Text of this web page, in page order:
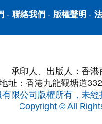
- 聯絡我們 - 版權聲明 -
承印人、出版人：香港
地址：香港九龍觀塘道
限公司版權所有，未經
Copyright © All